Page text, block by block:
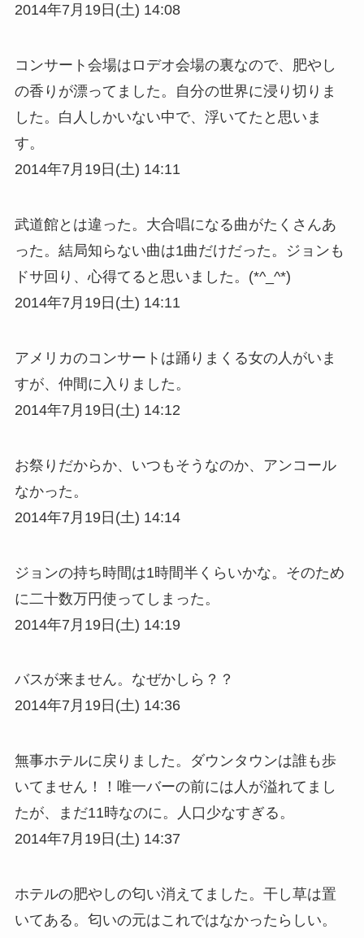
2014年7月19日(土) 14:08
コンサート会場はロデオ会場の裏なので、肥やし
の香りが漂ってました。自分の世界に浸り切りま
した。白人しかいない中で、浮いてたと思いま
す。
2014年7月19日(土) 14:11
武道館とは違った。大合唱になる曲がたくさんあ
った。結局知らない曲は1曲だけだった。ジョンも
ドサ回り、心得てると思いました。(*^_^*)
2014年7月19日(土) 14:11
アメリカのコンサートは踊りまくる女の人がいま
すが、仲間に入りました。
2014年7月19日(土) 14:12
お祭りだからか、いつもそうなのか、アンコール
なかった。
2014年7月19日(土) 14:14
ジョンの持ち時間は1時間半くらいかな。そのため
に二十数万円使ってしまった。
2014年7月19日(土) 14:19
バスが来ません。なぜかしら？？
2014年7月19日(土) 14:36
無事ホテルに戻りました。ダウンタウンは誰も歩
いてません！！唯一バーの前には人が溢れてまし
たが、まだ11時なのに。人口少なすぎる。
2014年7月19日(土) 14:37
ホテルの肥やしの匂い消えてました。干し草は置
いてある。匂いの元はこれではなかったらしい。